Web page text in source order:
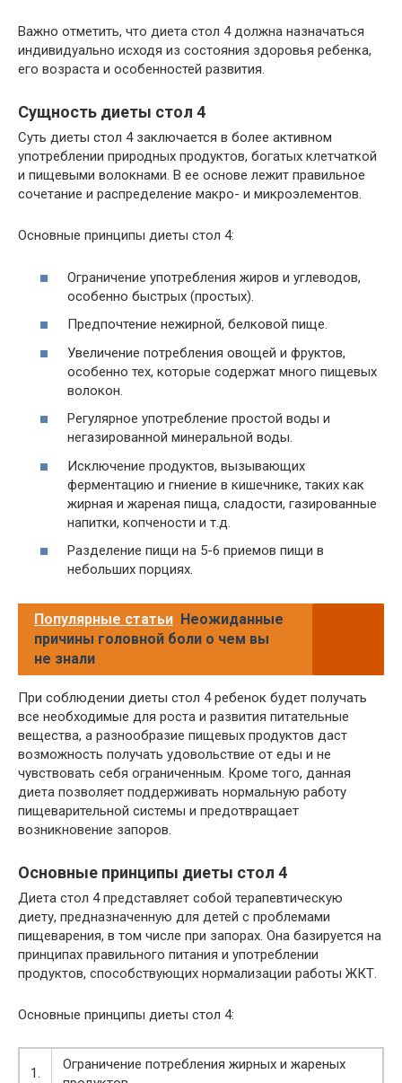
Важно отметить, что диета стол 4 должна назначаться
индивидуально исходя из состояния здоровья ребенка,
его возраста и особенностей развития.
Сущность диеты стол 4
Суть диеты стол 4 заключается в более активном
употреблении природных продуктов, богатых клетчаткой
и пищевыми волокнами. В ее основе лежит правильное
сочетание и распределение макро- и микроэлементов.
Основные принципы диеты стол 4:
Ограничение употребления жиров и углеводов,
особенно быстрых (простых).
Предпочтение нежирной, белковой пище.
Увеличение потребления овощей и фруктов,
особенно тех, которые содержат много пищевых
волокон.
Регулярное употребление простой воды и
негазированной минеральной воды.
Исключение продуктов, вызывающих
ферментацию и гниение в кишечнике, таких как
жирная и жареная пища, сладости, газированные
напитки, копчености и т.д.
Разделение пищи на 5-6 приемов пищи в
небольших порциях.
Популярные статьи Неожиданные
причины головной боли о чем вы
не знали
При соблюдении диеты стол 4 ребенок будет получать
все необходимые для роста и развития питательные
вещества, а разнообразие пищевых продуктов даст
возможность получать удовольствие от еды и не
чувствовать себя ограниченным. Кроме того, данная
диета позволяет поддерживать нормальную работу
пищеварительной системы и предотвращает
возникновение запоров.
Основные принципы диеты стол 4
Диета стол 4 представляет собой терапевтическую
диету, предназначенную для детей с проблемами
пищеварения, в том числе при запорах. Она базируется на
принципах правильного питания и употреблении
продуктов, способствующих нормализации работы ЖКТ.
Основные принципы диеты стол 4:
1.
Ограничение потребления жирных и жареных